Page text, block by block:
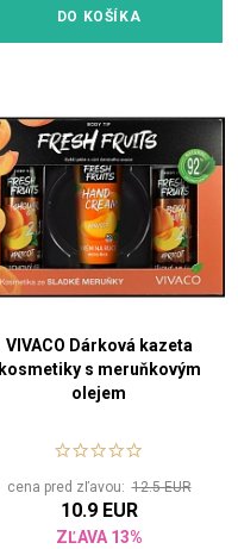
DO KOŠÍKA
VIVACO Dárková kazeta
kosmetiky s meruňkovým
olejem
cena pred zľavou:12.5 EUR
10.9 EUR
ZĽAVA 13%